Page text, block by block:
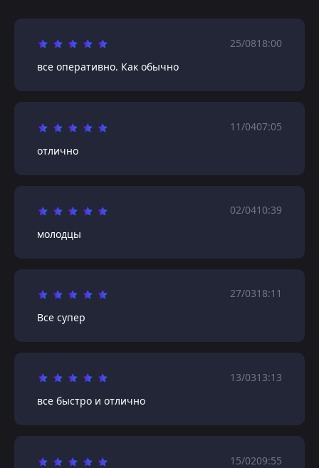
25/0818:00
все оперативно. Как обычно
11/0407:05
отлично
02/0410:39
молодцы
27/0318:11
Все супер
13/0313:13
все быстро и отлично
15/0209:55